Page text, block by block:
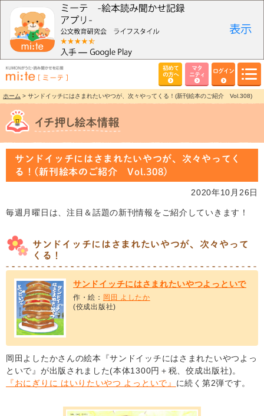
初めて
の方へ
マタ
ニティ
ログイン
ホーム > サンドイッチにはさまれたいやつが、次々やってくる！(新刊絵本のご紹介 Vol.308)
サンドイッチにはさまれたいやつが、次々やってく
る！(新刊絵本のご紹介 Vol.308)
2020年10月26日
毎週月曜日は、注目＆話題の新刊情報をご紹介していきます！
サンドイッチにはさまれたいやつが、次々やって
くる！
サンドイッチにはさまれたいやつよっといで
作・絵： 岡田 よしたか
(佼成出版社)
岡田よしたかさんの絵本『サンドイッチにはさまれたいやつよっ
といで』が出版されました(本体1300円＋税、佼成出版社)。
『おにぎりに はいりたいやつ よっといで』 に続く第2弾です。